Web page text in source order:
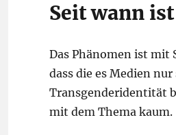
Seit wann
Das Phänomen ist mit
dass die es Medien
Transgenderidentität
mit dem Thema kaum.